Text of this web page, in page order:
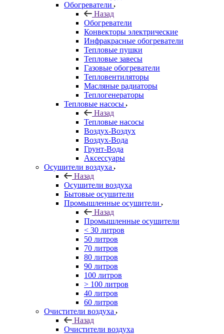
Обогреватели
Назад
Обогреватели
Конвекторы электрические
Инфракрасные обогреватели
Тепловые пушки
Тепловые завесы
Газовые обогреватели
Тепловентиляторы
Масляные радиаторы
Теплогенераторы
Тепловые насосы
Назад
Тепловые насосы
Воздух-Воздух
Воздух-Вода
Грунт-Вода
Аксессуары
Осушители воздуха
Назад
Осушители воздуха
Бытовые осушители
Промышленные осушители
Назад
Промышленные осушители
< 30 литров
50 литров
70 литров
80 литров
90 литров
100 литров
> 100 литров
40 литров
60 литров
Очистители воздуха
Назад
Очистители воздуха